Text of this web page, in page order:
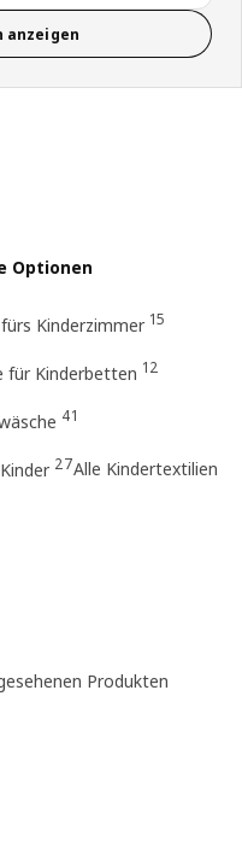
anzeigen
Optionen
Kinderzimmer 15
für Kinderbetten 12
41
27Alle Kindertextilien
Produkten